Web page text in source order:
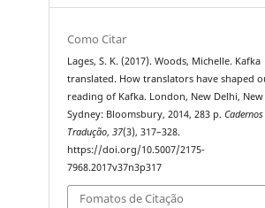
Como Citar
Lages, S. K. (2017). Woods, Michelle. Kafka
translated. How translators have shaped
reading of Kafka. London, New Delhi,
Sydney: Bloomsbury, 2014, 283 p.Cadernos
Tradução,37(3), 317–328.
https://doi.org/10.5007/2175-
7968.2017v37n3p317
Fomatos de Citação